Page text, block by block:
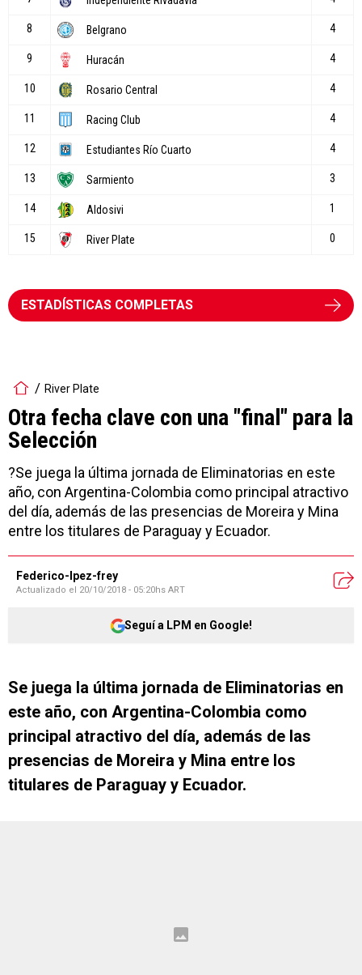
ESTADÍSTICAS COMPLETAS
River Plate
Otra fecha clave con una "final" para la
Selección
?Se juega la última jornada de Eliminatorias en este
año, con Argentina-Colombia como principal atractivo
del día, además de las presencias de Moreira y Mina
entre los titulares de Paraguay y Ecuador.
Federico-lpez-frey
Actualizado el 20/10/2018 - 05:20hs ART
Seguí a LPM en Google!
Se juega la última jornada de Eliminatorias en
este año, con Argentina-Colombia como
principal atractivo del día, además de las
presencias de Moreira y Mina entre los
titulares de Paraguay y Ecuador.